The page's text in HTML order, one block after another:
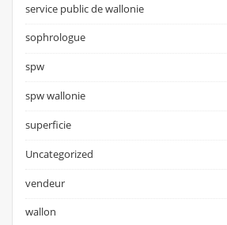
service public de wallonie
sophrologue
spw
spw wallonie
superficie
Uncategorized
vendeur
wallon